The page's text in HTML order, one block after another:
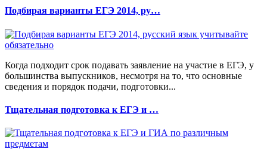
Подбирая варианты ЕГЭ 2014, ру…
Когда подходит срок подавать заявление на участие в ЕГЭ, у
большинства выпускников, несмотря на то, что основные
сведения и порядок подачи, подготовки...
Тщательная подготовка к ЕГЭ и …